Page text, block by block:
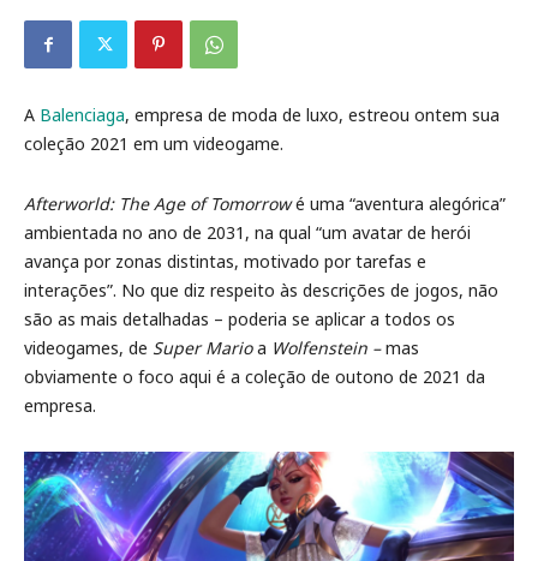
A Balenciaga, empresa de moda de luxo, estreou ontem sua
coleção 2021 em um videogame.
Afterworld: The Age of Tomorrowé uma “aventura alegórica”
ambientada no ano de 2031, na qual “um avatar de herói
avança por zonas distintas, motivado por tarefas e
interações”. No que diz respeito às descrições de jogos, não
são as mais detalhadas – poderia se aplicar a todos os
videogames, de Super Marioa Wolfenstein –mas
obviamente o foco aqui é a coleção de outono de 2021 da
empresa.